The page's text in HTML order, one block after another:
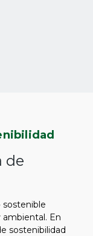
de
sostenible
En
sostenibilidad